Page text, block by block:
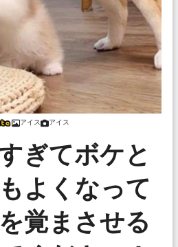
アイス アイス
ぎてボケと
よくなって
覚まさせる